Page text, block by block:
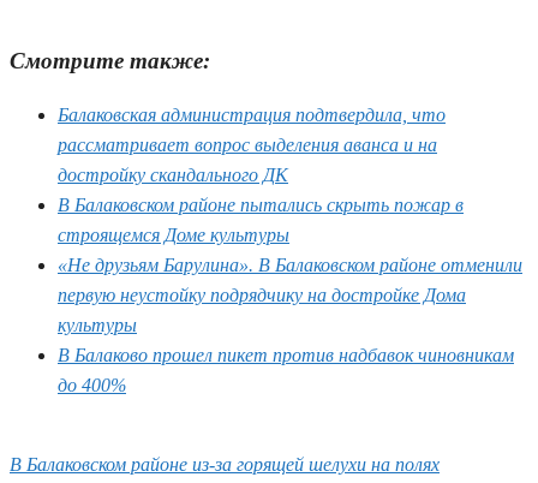
Смотрите также:
Балаковская администрация подтвердила, что
рассматривает вопрос выделения аванса и на
достройку скандального ДК
В Балаковском районе пытались скрыть пожар в
строящемся Доме культуры
«Не друзьям Барулина». В Балаковском районе отменили
первую неустойку подрядчику на достройке Дома
культуры
В Балаково прошел пикет против надбавок чиновникам
до 400%
В Балаковском районе из-за горящей шелухи на полях